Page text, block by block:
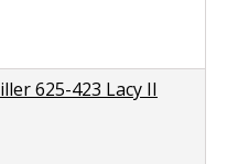
625-423 Lacy II